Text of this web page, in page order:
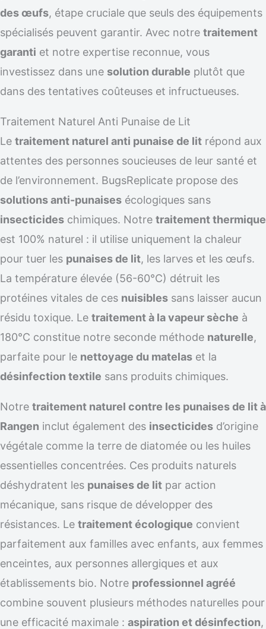
des œufs, étape cruciale que seuls des équipements
spécialisés peuvent garantir. Avec notre traitement
garanti et notre expertise reconnue, vous
investissez dans une solution durable plutôt que
dans des tentatives coûteuses et infructueuses.
Traitement Naturel Anti Punaise de Lit
Le traitement naturel anti punaise de lit répond aux
attentes des personnes soucieuses de leur santé et
de l’environnement. BugsReplicate propose des
solutions anti-punaises écologiques sans
insecticides chimiques. Notre traitement thermique
est 100% naturel : il utilise uniquement la chaleur
pour tuer les punaises de lit, les larves et les œufs.
La température élevée (56-60°C) détruit les
protéines vitales de ces nuisibles sans laisser aucun
résidu toxique. Le traitement à la vapeur sèche à
180°C constitue notre seconde méthode naturelle,
parfaite pour le nettoyage du matelas et la
désinfection textile sans produits chimiques.
Notre traitement naturel contre les punaises de lit à
Rangen inclut également des insecticides d’origine
végétale comme la terre de diatomée ou les huiles
essentielles concentrées. Ces produits naturels
déshydratent les punaises de lit par action
mécanique, sans risque de développer des
résistances. Le traitement écologique convient
parfaitement aux familles avec enfants, aux femmes
enceintes, aux personnes allergiques et aux
établissements bio. Notre professionnel agréé
combine souvent plusieurs méthodes naturelles pour
une efficacité maximale : aspiration et désinfection,